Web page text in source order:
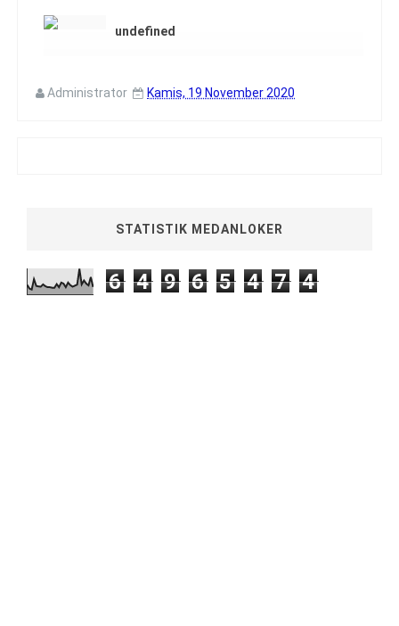
undefined
Administrator Kamis, 19 November 2020
STATISTIK MEDANLOKER
6 4 9 6 5 4 7 4